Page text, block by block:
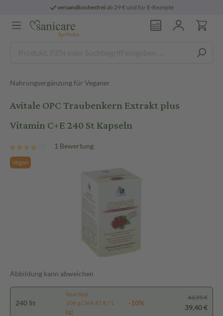
versandkostenfreiab 29 € und für E-Rezepte
Nahrungsergänzung für Veganer
Avitale OPC Traubenkern Extrakt plus
Vitamin C+E 240 St Kapseln
1 Bewertung
Vegan
Abbildung kann abweichen
240 St
Spartipp
108 g (364,81 € / 1
kg)
-10%
43,95 €
39,40 €